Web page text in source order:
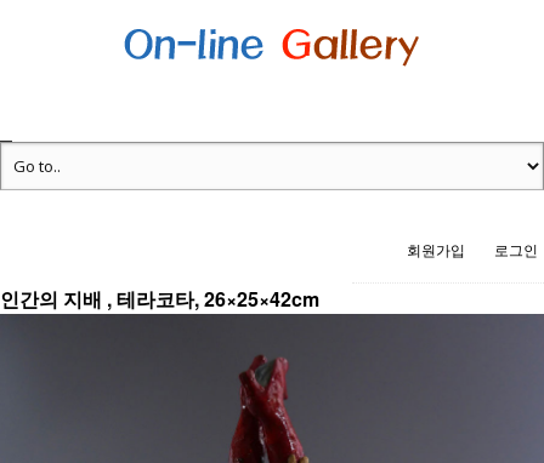
회원가입 로그인
인간의 지배 , 테라코타, 26×25×42cm